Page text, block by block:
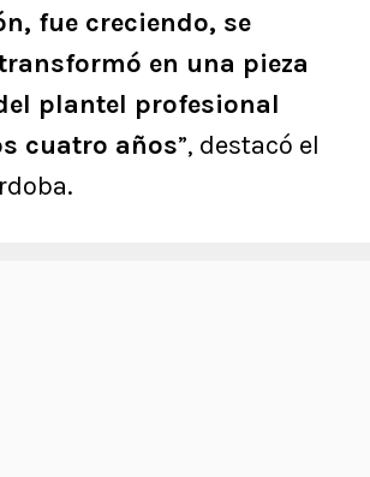
fue creciendo, se
en una pieza
plantel profesional
cuatro años”, destacó el